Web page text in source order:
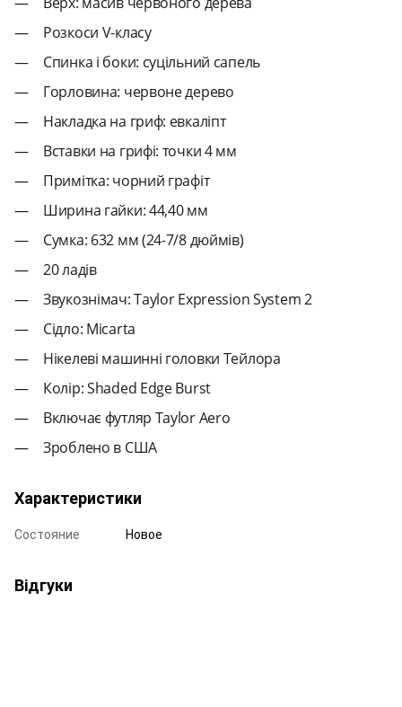
Розкоси V-класу
Спинка і боки: суцільний сапель
Горловина: червоне дерево
Накладка на гриф: евкаліпт
Вставки на грифі: точки 4 мм
Примітка: чорний графіт
Ширина гайки: 44,40 мм
Сумка: 632 мм (24-7/8 дюймів)
20 ладів
Звукознімач: Taylor Expression System 2
Сідло: Micarta
Нікелеві машинні головки Тейлора
Колір: Shaded Edge Burst
Включає футляр Taylor Aero
Зроблено в США
Характеристики
Состояние Новое
Відгуки